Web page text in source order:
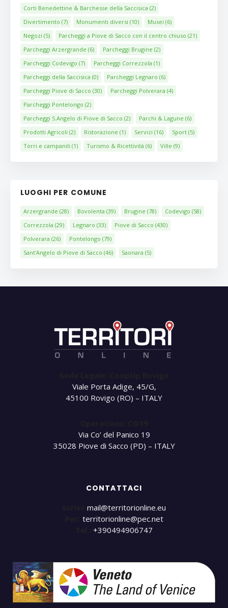
Corti Benedettine & Barchesse della Saccisica (2)
Divertimento (7) Monumenti diversi (10) Musei (6)
Negozi (5) Parcheggi a Piove di Sacco con il centro chiuso (21)
Parcheggi Arzergrande (6) Parcheggi Brugine (2)
Parcheggi Codevigo (7) Parcheggi Correzzola (1)
Parcheggi della Saccisica (0) Parcheggi Legnaro (6)
Parcheggi Piove di Sacco (30) Parcheggi Polverara (4)
Parcheggi Pontelongo (2)
Parcheggi S.Angelo di Piove di Sacco (2) Parchi & Lagune (6)
Prodotti Agricoli (2) Ristorazione (1) Servizi (16) Sport (5)
Torri e campanili (1) Turismo & Ricettività (6) Ville (9)
LUOGHI PER COMUNE
Arzergrande (28) Bovolenta (39) Brugine (78) Codevigo (58)
Correzzola (29) Legnaro (33) Piove di Sacco (430)
Polverara (26) Pontelongo (79)
Sant'Angelo di Piove di Sacco (46) Saonara (5)
Viale Porta Adige, 45/G,
45100 Rovigo (RO) – ITALY
Via Co’ del Panico 19
35028 Piove di Sacco (PD) – ITALY
CONTATTACI
mail@territorionline.eu
territorionline@pec.net
+390494906747